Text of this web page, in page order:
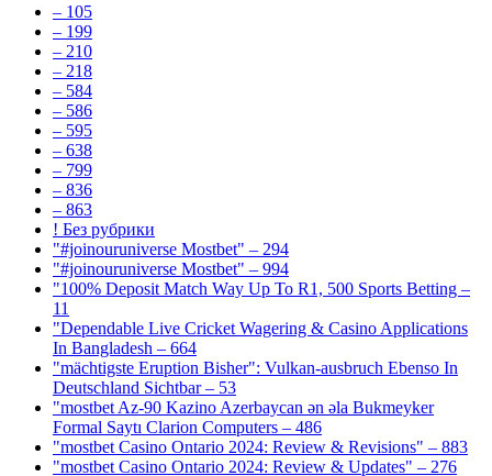
– 105
– 199
– 210
– 218
– 584
– 586
– 595
– 638
– 799
– 836
– 863
! Без рубрики
"#joinouruniverse Mostbet" – 294
"#joinouruniverse Mostbet" – 994
"100% Deposit Match Way Up To R1, 500 Sports Betting –
11
"Dependable Live Cricket Wagering & Casino Applications
In Bangladesh – 664
"mächtigste Eruption Bisher": Vulkan-ausbruch Ebenso In
Deutschland Sichtbar – 53
"mostbet Az-90 Kazino Azerbaycan ən əla Bukmeyker
Formal Saytı Clarion Computers – 486
"mostbet Casino Ontario 2024: Review & Revisions" – 883
"mostbet Casino Ontario 2024: Review & Updates" – 276